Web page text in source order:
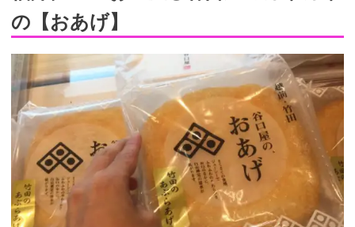
の【おあげ】